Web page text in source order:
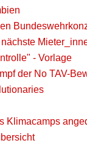
- Vorlage
der No TAV-
Klimacamps